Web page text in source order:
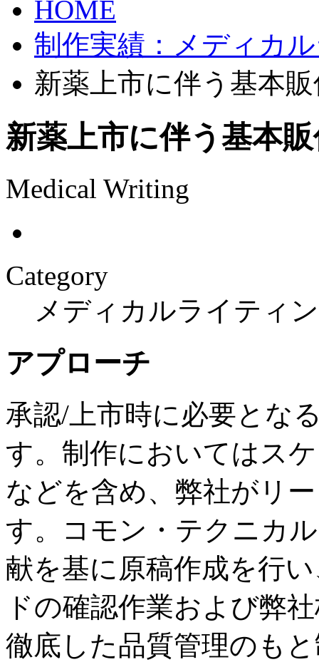
HOME
制作実績：メディカ
新薬上市に伴う基本
新薬上市に伴う基本
Medical Writing
Category
メディカルライティ
アプローチ
承認/上市時に必要とな
す。制作においてはス
などを含め、弊社がリ
す。コモン・テクニカ
献を基に原稿作成を行
ドの確認作業および弊
徹底した品質管理のも